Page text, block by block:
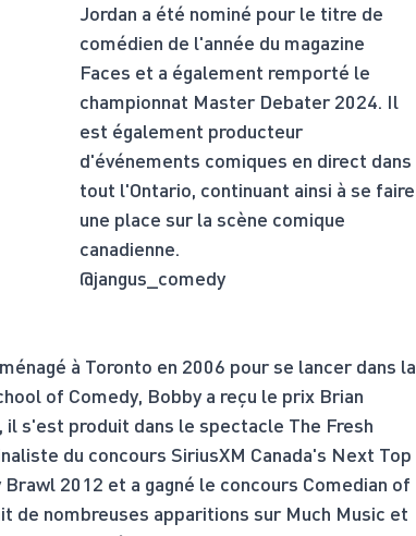
Jordan a été nominé pour le titre de
comédien de l'année du magazine
Faces et a également remporté le
championnat Master Debater 2024. Il
est également producteur
d'événements comiques en direct dans
tout l'Ontario, continuant ainsi à se faire
une place sur la scène comique
canadienne.
@jangus_comedy
à Toronto en 2006 pour se lancer dans la
of Comedy, Bobby a reçu le prix Brian
s'est produit dans le spectacle The Fresh
du concours SiriusXM Canada's Next Top
2012 et a gagné le concours Comedian of
de nombreuses apparitions sur Much Music et